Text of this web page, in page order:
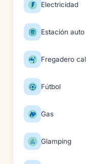
Electricidad
Estación auto
Fregadero
Fútbol
Gas
Glamping